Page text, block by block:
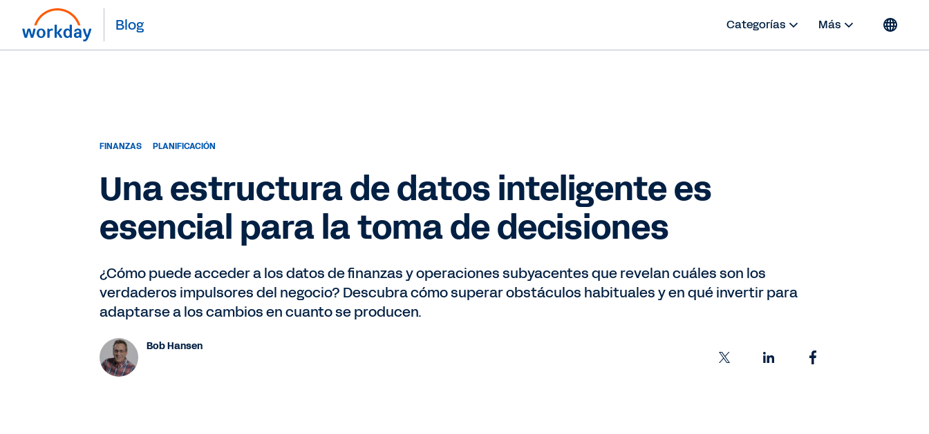
Blog Categorías Más
FINANZAS PLANIFICACIÓN
Una estructura de datos inteligente es
esencial para la toma de decisiones
¿Cómo puede acceder a los datos de finanzas y operaciones subyacentes que revelan cuáles son los
verdaderos impulsores del negocio? Descubra cómo superar obstáculos habituales y en qué invertir para
adaptarse a los cambios en cuanto se producen.
Bob Hansen